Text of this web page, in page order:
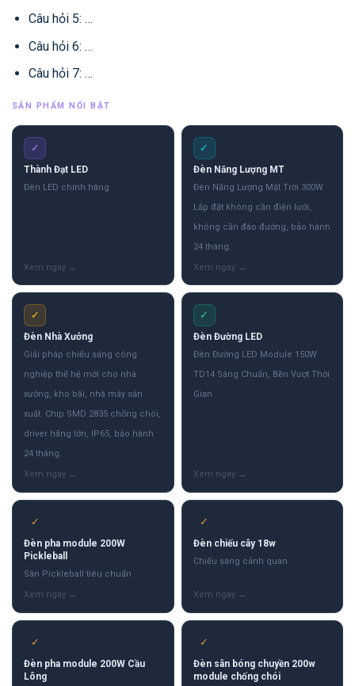
Câu hỏi 5: …
Câu hỏi 6: …
Câu hỏi 7: …
SẢN PHẨM NỔI BẬT
✓
Thành Đạt LED
Đèn LED chính hãng
✓
Đèn Năng Lượng MT
Đèn Năng Lượng Mặt Trời 300W
Lắp đặt không cần điện lưới,
không cần đào đường, bảo hành
24 tháng.
✓
Đèn Nhà Xưởng
Giải pháp chiếu sáng công
nghiệp thế hệ mới cho nhà
xưởng, kho bãi, nhà máy sản
xuất. Chip SMD 2835 chống chói,
driver hãng lớn, IP65, bảo hành
24 tháng.
✓
Đèn Đường LED
Đèn Đường LED Module 150W
TD14 Sáng Chuẩn, Bền Vượt Thời
Gian
✓
Đèn pha module 200W
Pickleball
Sân Pickleball tiêu chuẩn
✓
Đèn chiếu cây 18w
Chiếu sáng cảnh quan
✓
Đèn pha module 200W Cầu
Lông
✓
Đèn sân bóng chuyền 200w
module chống chói